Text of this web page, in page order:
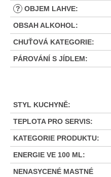
? OBJEM LAHVE:
OBSAH ALKOHOL:
CHUŤOVÁ KATEGORIE:
PÁROVÁNÍ S JÍDLEM:
STYL KUCHYNĚ:
TEPLOTA PRO SERVIS:
KATEGORIE PRODUKTU:
ENERGIE VE 100 ML:
NENASYCENÉ MASTNÉ